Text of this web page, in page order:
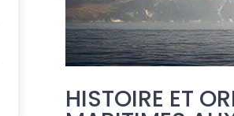
HISTOIRE ET